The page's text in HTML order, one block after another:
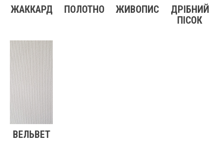
ЖАККАРД ПОЛОТНО ЖИВОПИС
ДРІБНИЙ
ПІСОК
ВЕЛЬВЕТ